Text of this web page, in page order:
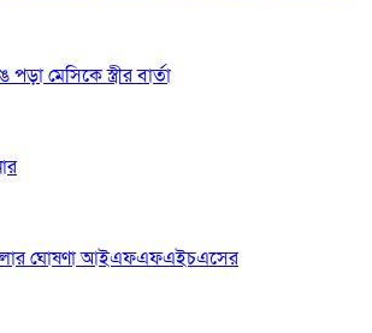
মেসিকে স্ত্রীর বার্তা
ঘোষণা আইএফএফএইচএসের